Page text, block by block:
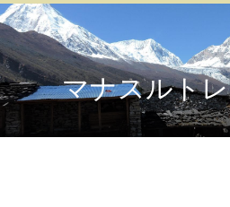
マナスルト